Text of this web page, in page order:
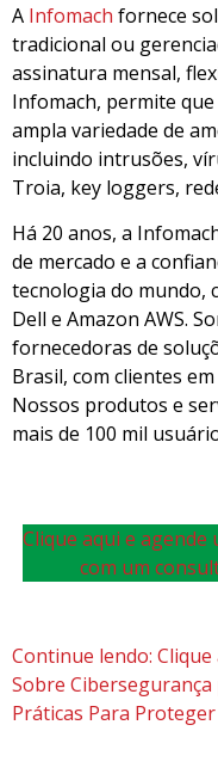
A Infomach fornece
tradicional ou
assinatura mensal,
Infomach, permite
ampla variedade de
incluindo intrusões,
Troia, key loggers,
Há 20 anos, a
de mercado e a
tecnologia do mundo,
Dell e Amazon AWS.
fornecedoras de
Brasil, com clientes
Nossos produtos e
mais de 100 mil
Clique aqui e
com um
Continue lendo:
Sobre
Práticas Para